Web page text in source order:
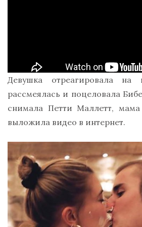
Девушка отреагировала на
рассмеялась и поцеловала
снимала Петти Маллетт,
выложила видео в интернет.